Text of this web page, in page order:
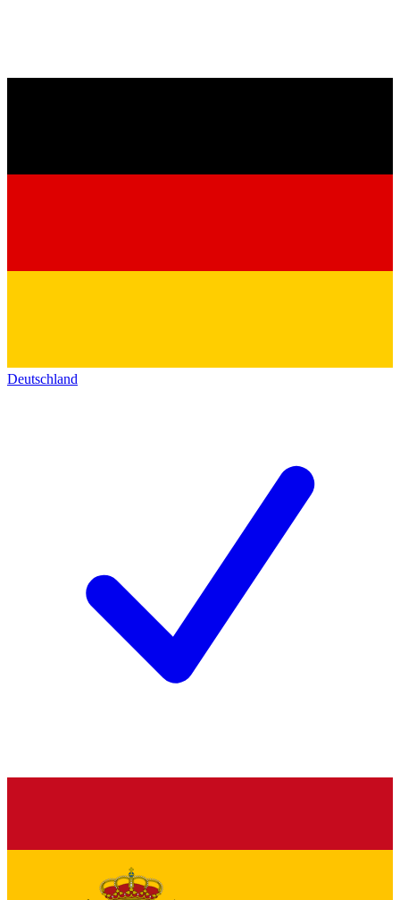
Deutschland